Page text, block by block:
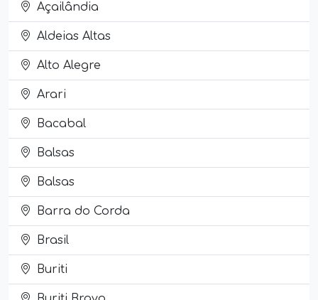
Açailândia
Aldeias Altas
Alto Alegre
Arari
Bacabal
Balsas
Balsas
Barra do Corda
Brasil
Buriti